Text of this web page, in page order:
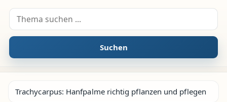
Suche nach:
Suchen
Trachycarpus: Hanfpalme richtig pflanzen und pflegen